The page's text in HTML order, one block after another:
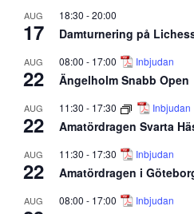
AUG
17
18:30 -20:00
Damturnering på
AUG
22
08:00 - 17:00 Inbjudan
Ängelholm Snabb Open
AUG
22
11:30 - 17:30 Inbjudan
Amatördragen Svarta
AUG
22
11:30 - 17:30 Inbjudan
Amatördragen i
AUG 08:00 - 17:00 Inbjudan